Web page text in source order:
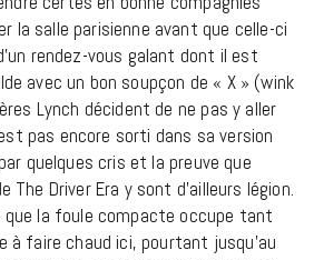
la salle parisienne avant que celle-ci
rendez-vous galant dont il est
avec un bon soupçon de « X » (wink
Lynch décident de ne pas y aller
pas encore sorti dans sa version
quelques cris et la preuve que
Driver Era y sont d’ailleurs légion.
la foule compacte occupe tant
à faire chaud ici, pourtant jusqu’au
7 JUIN 2026